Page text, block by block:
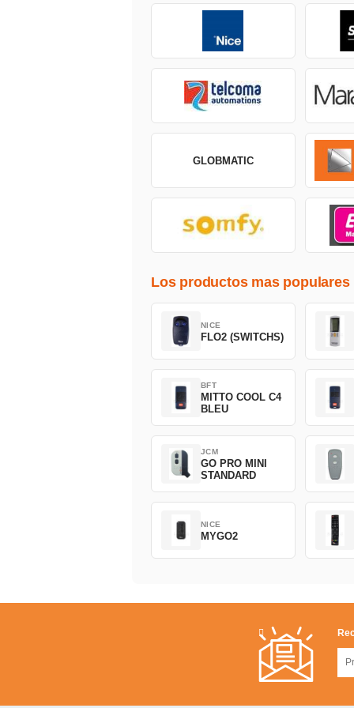
GLOBMATIC
Los productos mas populares
NICE
FLO2 (SWITCHS)
BFT
MITTO COOL C4
BLEU
JCM
GO PRO MINI
STANDARD
NICE
MYGO2